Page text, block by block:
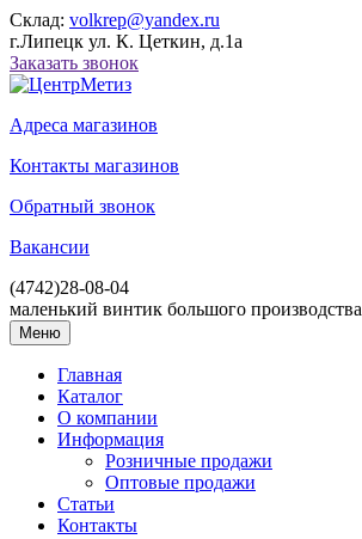
Склад: volkrep@yandex.ru
г.Липецк ул. К. Цеткин, д.1а
Заказать звонок
Адреса магазинов
Контакты магазинов
Обратный звонок
Вакансии
(4742)28-08-04
маленький винтик большого производства
Меню
Главная
Каталог
О компании
Информация
Розничные продажи
Оптовые продажи
Статьи
Контакты